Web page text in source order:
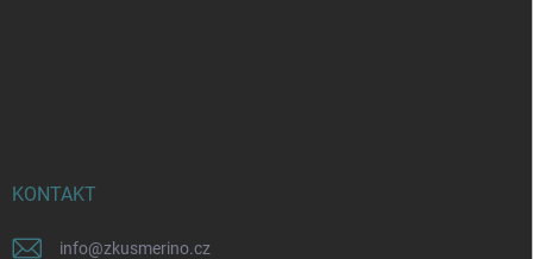
KONTAKT
info@zkusmerino.cz